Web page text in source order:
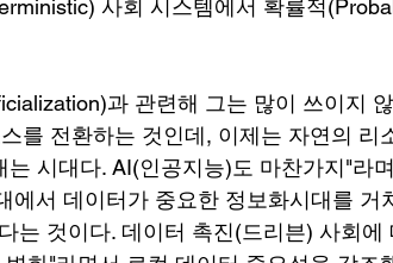
사회 시스템에서 확률적
과 관련해 그는 많이 쓰이지
를 전환하는 것인데, 이제는 자연의 리
시대다. AI(인공지능)도 마찬가지"라
에서 데이터가 중요한 정보화시대를 거
는 것이다. 데이터 촉진(드리븐) 사회에